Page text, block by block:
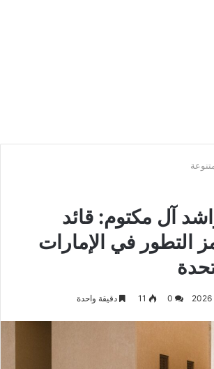
آل مكتوم: قائد
التطور في الإمارات
11 دقيقة واحدة